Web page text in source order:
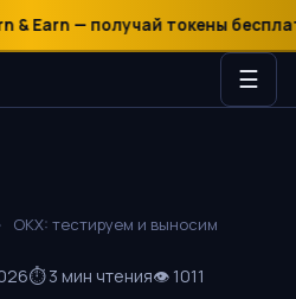
Earn — получай токены бесплатно
☰
OKX: тестируем и выносим
⏱ 3 мин чтения👁 1011